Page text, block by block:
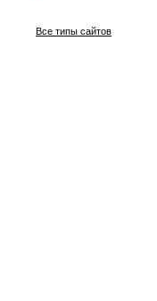
Все типы сайтов